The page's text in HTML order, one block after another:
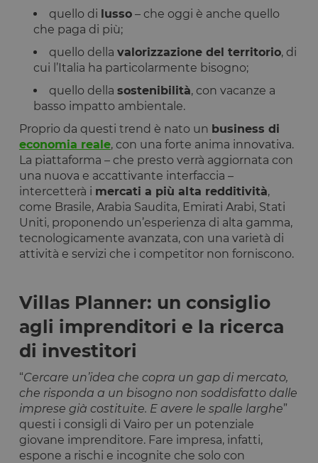
quello di lusso – che oggi è anche quello
che paga di più;
quello della valorizzazione del territorio, di
cui l’Italia ha particolarmente bisogno;
quello della sostenibilità, con vacanze a
basso impatto ambientale.
Proprio da questi trend è nato un business di
economia reale, con una forte anima innovativa.
La piattaforma – che presto verrà aggiornata con
una nuova e accattivante interfaccia –
intercetterà i mercati a più alta redditività,
come Brasile, Arabia Saudita, Emirati Arabi, Stati
Uniti, proponendo un’esperienza di alta gamma,
tecnologicamente avanzata, con una varietà di
attività e servizi che i competitor non forniscono.
Villas Planner: un consiglio
agli imprenditori e la ricerca
di investitori
“Cercare un’idea che copra un gap di mercato,
che risponda a un bisogno non soddisfatto dalle
imprese già costituite. E avere le spalle larghe”
questi i consigli di Vairo per un potenziale
giovane imprenditore. Fare impresa, infatti,
espone a rischi e incognite che solo con